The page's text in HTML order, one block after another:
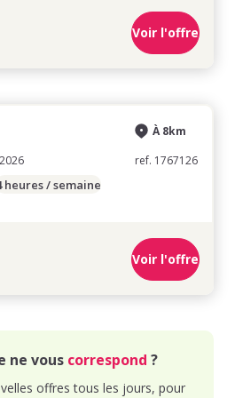
Voir l'offre
À 8km
ref. 1767126
heures / semaine
Voir l'offre
ne vous correspond ?
offres tous les jours, pour